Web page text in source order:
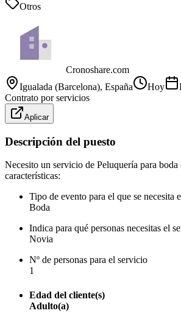
Otros
Cronoshare.com
Igualada (Barcelona), España Hoy
Contrato por servicios
Aplicar
Descripción del puesto
Necesito un servicio de Peluquería para boda
características:
Tipo de evento para el que se necesita
Boda
Indica para qué personas necesitas el
Novia
Nº de personas para el servicio
1
Edad del cliente(s)
Adulto(a)